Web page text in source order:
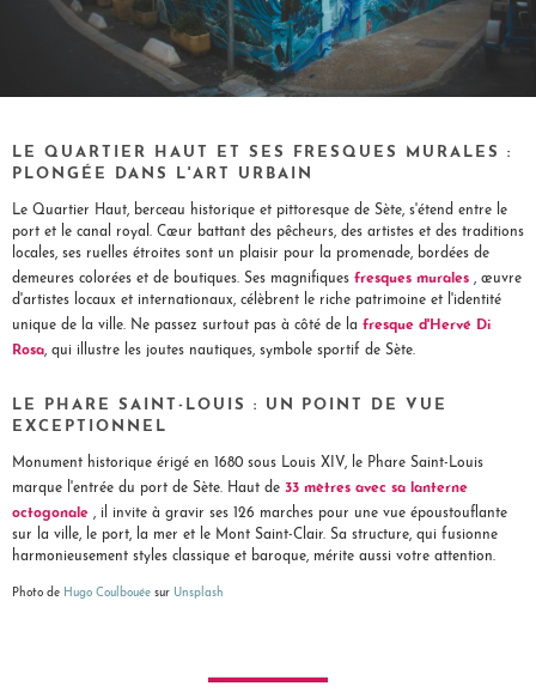
LE QUARTIER HAUT ET SES FRESQUES MURALES :
PLONGÉE DANS L'ART URBAIN
Le Quartier Haut, berceau historique et pittoresque de Sète, s'étend entre le
port et le canal royal. Cœur battant des pêcheurs, des artistes et des traditions
locales, ses ruelles étroites sont un plaisir pour la promenade, bordées de
demeures colorées et de boutiques. Ses magnifiques fresques murales , œuvre
d'artistes locaux et internationaux, célèbrent le riche patrimoine et l'identité
unique de la ville. Ne passez surtout pas à côté de la fresque d'Hervé Di
Rosa, qui illustre les joutes nautiques, symbole sportif de Sète.
LE PHARE SAINT-LOUIS : UN POINT DE VUE
EXCEPTIONNEL
Monument historique érigé en 1680 sous Louis XIV, le Phare Saint-Louis
marque l'entrée du port de Sète. Haut de 33 mètres avec sa lanterne
octogonale , il invite à gravir ses 126 marches pour une vue époustouflante
sur la ville, le port, la mer et le Mont Saint-Clair. Sa structure, qui fusionne
harmonieusement styles classique et baroque, mérite aussi votre attention.
Photo de Hugo Coulbouée sur Unsplash